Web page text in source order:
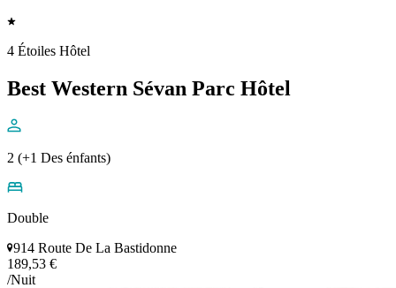
4 Étoiles Hôtel
Best Western Sévan Parc Hôtel
2 (+1 Des énfants)
Double
914 Route De La Bastidonne
189,53 €
/Nuit